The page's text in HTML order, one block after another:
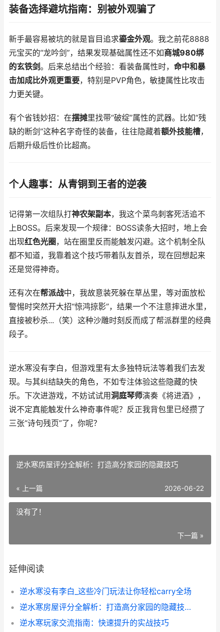
装备选择避坑指南：别被外观骗了
新手最容易被坑的就是盲目追求鎏金外观。我之前花8888
元宝买的“龙吟剑”，结果发现基础属性还不如商城980绑
的玄铁剑。后来总结出个经验：看装备属性时， 命中和暴
击加成比外观更重要，特别是PVP角色，敏捷属性比攻击
力更关键。
有个省钱妙招：在摆摊里找带“破绽”属性的武器。比如“残
缺的断剑”这种名字奇怪的装备，往往隐藏着额外技能槽，
后期升级后性价比超高。
个人趣事：从青铜到王者的逆袭
记得第一次组队打神农架副本，我这个菜鸟刺客死活追不
上BOSS。后来发现一个规律：BOSS读条大招时，地上会
出现红色光圈 ，站在圈里反而能触发闪避。这个机制全队
都不知道，我靠着这个技巧带着队友首杀，现在回想起来
还是觉得神奇。
还有次在帮派战中，我故意装死躲在草丛里，等对面放松
警惕时突然开大招“惊鸿掠影”，结果一个不注意摔进水里，
直接被秒杀...（笑）这种沙雕时刻反而成了帮派群里的经典
段子。
逆水寒没有李白，但游戏里有太多独特玩法等着我们去发
现。与其纠结缺失的角色，不如专注体验这些隐藏的快
乐。下次进游戏，不妨试试用洞庭琴师演奏《将进酒》，
说不定真能触发什么神奇事件呢？反正我背包里已经攒了
三张“诗句残页”了，你呢？
逆水寒房屋评分全解析：打造高分家园的隐藏技巧
« 上一篇 2026-06-22
没有了！
下一篇 »
延伸阅读
逆水寒没有李白_这些冷门玩法让你轻松carry全场
逆水寒房屋评分全解析：打造高分家园的隐藏技巧
逆水寒玩家交流指南：快速提升的实战技巧